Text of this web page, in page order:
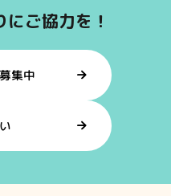
ご協力を！
集中